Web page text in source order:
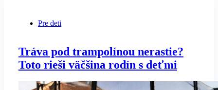
Pre deti
Tráva pod trampolínou nerastie?
Toto rieši väčšina rodín s deťmi